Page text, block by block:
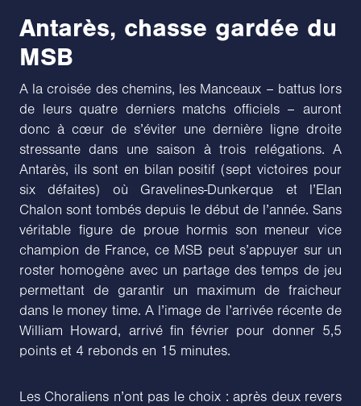
Antarès, chasse gardée du
MSB
A la croisée des chemins, les Manceaux – battus lors
de leurs quatre derniers matchs officiels – auront
donc à cœur de s’éviter une dernière ligne droite
stressante dans une saison à trois relégations. A
Antarès, ils sont en bilan positif (sept victoires pour
six défaites) où Gravelines-Dunkerque et l’Elan
Chalon sont tombés depuis le début de l’année. Sans
véritable figure de proue hormis son meneur vice
champion de France, ce MSB peut s’appuyer sur un
roster homogène avec un partage des temps de jeu
permettant de garantir un maximum de fraicheur
dans le money time. A l’image de l’arrivée récente de
William Howard, arrivé fin février pour donner 5,5
points et 4 rebonds en 15 minutes.
Les Choraliens n’ont pas le choix : après deux revers